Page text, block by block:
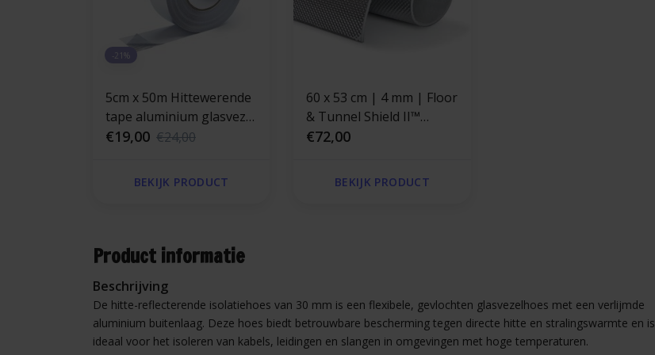
-21%
5cm x 50m Hittewerende
tape aluminium glasvezel
versterkt 120 °C
€19,00 €24,00
BEKIJK PRODUCT
60 x 53 cm | 4 mm | Floor
& Tunnel Shield II™
zelfklevend |
aluminium laag
€72,00
BEKIJK PRODUCT
Product informatie
Beschrijving
De hitte-reflecterende isolatiehoes van 30 mm is een flexibele, gevlochten glasvezelhoes met een verlijmde
aluminium buitenlaag. Deze hoes biedt betrouwbare bescherming tegen directe hitte en stralingswarmte en is
ideaal voor het isoleren van kabels, leidingen en slangen in omgevingen met hoge temperaturen.